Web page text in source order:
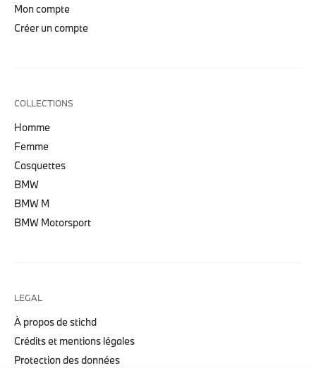
Mon compte
Créer un compte
COLLECTIONS
Homme
Femme
Casquettes
BMW
BMW M
BMW Motorsport
LEGAL
À propos de stichd
Crédits et mentions légales
Protection des données